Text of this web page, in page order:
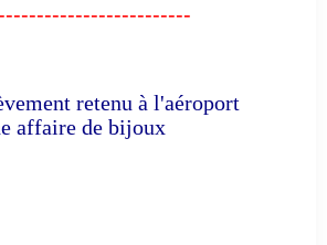
retenu à l'aéroport
affaire de bijoux